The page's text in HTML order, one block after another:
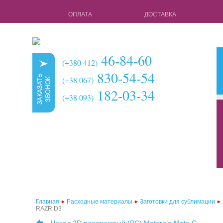
ОПЛАТА ДОСТАВКА
(+380 412) 46-84-60
(+38 067) 830-54-54
(+38 093) 182-03-34
чехлы для
Главная Расходные материалы Заготовки для сублимации
RAZR D3